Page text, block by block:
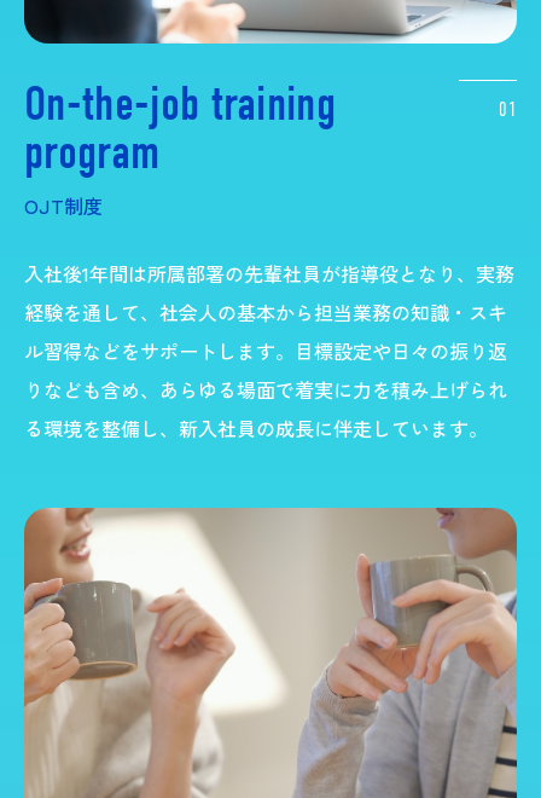
01
On-the-job training
program
OJT制度
入社後1年間は所属部署の先輩社員が指導役となり、実務
経験を通して、社会人の基本から担当業務の知識・スキ
ル習得などをサポートします。​目標設定や日々の振り返
りなども含め、あらゆる場面で着実に力を積み上げられ
る環境を整備し、新入社員の成長に伴走しています。​